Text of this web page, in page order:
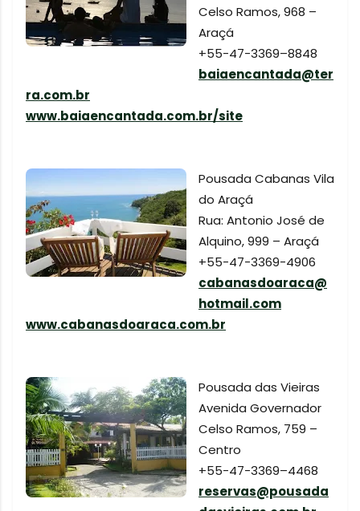
Celso Ramos, 968 –
Araçá
+55-47-3369–8848
baiaencantada@ter
ra.com.br
www.baiaencantada.com.br/site
Pousada Cabanas Vila
do Araçá
Rua: Antonio José de
Alquino, 999 – Araçá
+55-47-3369-4906
cabanasdoaraca@
hotmail.com
www.cabanasdoaraca.com.br
Pousada das Vieiras
Avenida Governador
Celso Ramos, 759 –
Centro
+55-47-3369–4468
reservas@pousada